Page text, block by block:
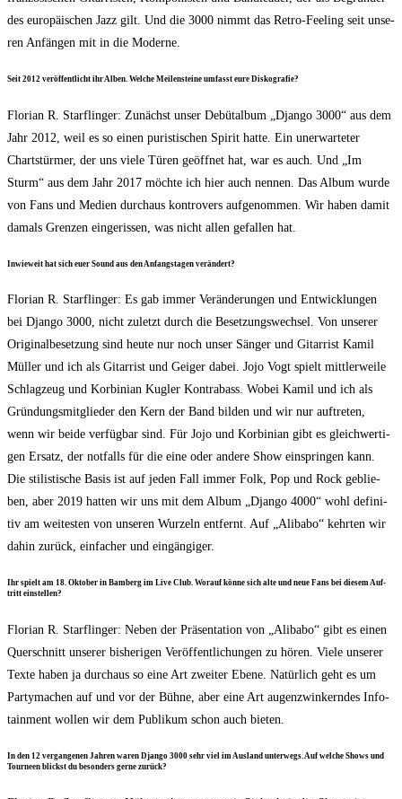
des euro­päi­schen Jazz gilt. Und die 3000 nimmt das Retro-Fee­ling seit unse­
ren Anfän­gen mit in die Moderne.
Seit 2012 ver­öf­fent­licht ihr Alben. Wel­che Mei­len­stei­ne umfasst eure Diskografie?
Flo­ri­an R. Starf­lin­ger: Zunächst unser Debüt­al­bum „Djan­go 3000“ aus dem
Jahr 2012, weil es so einen puris­ti­schen Spi­rit hat­te. Ein uner­war­te­ter
Chart­stür­mer, der uns vie­le Türen geöff­net hat, war es auch. Und „Im
Sturm“ aus dem Jahr 2017 möch­te ich hier auch nen­nen. Das Album wur­de
von Fans und Medi­en durch­aus kon­tro­vers auf­ge­nom­men. Wir haben damit
damals Gren­zen ein­ge­ris­sen, was nicht allen gefal­len hat.
Inwie­weit hat sich euer Sound aus den Anfangs­ta­gen verändert?
Flo­ri­an R. Starf­lin­ger: Es gab immer Ver­än­de­run­gen und Ent­wick­lun­gen
bei Djan­go 3000, nicht zuletzt durch die Beset­zungs­wech­sel. Von unse­rer
Ori­gi­nal­be­set­zung sind heu­te nur noch unser Sän­ger und Gitar­rist Kamil
Mül­ler und ich als Gitar­rist und Gei­ger dabei. Jojo Vogt spielt mitt­ler­wei­le
Schlag­zeug und Kor­bi­ni­an Kug­ler Kon­tra­bass. Wobei Kamil und ich als
Grün­dungs­mit­glie­der den Kern der Band bil­den und wir nur auf­tre­ten,
wenn wir bei­de ver­füg­bar sind. Für Jojo und Kor­bi­ni­an gibt es gleich­wer­ti­
gen Ersatz, der not­falls für die eine oder ande­re Show ein­sprin­gen kann.
Die sti­lis­ti­sche Basis ist auf jeden Fall immer Folk, Pop und Rock geblie­
ben, aber 2019 hat­ten wir uns mit dem Album „Djan­go 4000“ wohl defi­ni­
tiv am wei­tes­ten von unse­ren Wur­zeln ent­fernt. Auf „Ali­b­abo“ kehr­ten wir
dahin zurück, ein­fa­cher und eingängiger.
Ihr spielt am 18. Okto­ber in Bam­berg im Live Club. Wor­auf kön­ne sich alte und neue Fans bei die­sem Auf­
tritt einstellen?
Flo­ri­an R. Starf­lin­ger: Neben der Prä­sen­ta­ti­on von „Ali­b­abo“ gibt es einen
Quer­schnitt unse­rer bis­he­ri­gen Ver­öf­fent­li­chun­gen zu hören. Vie­le unse­rer
Tex­te haben ja durch­aus so eine Art zwei­ter Ebe­ne. Natür­lich geht es um
Par­ty­ma­chen auf und vor der Büh­ne, aber eine Art augen­zwin­kern­des Info­
tain­ment wol­len wir dem Publi­kum schon auch bieten.
In den 12 ver­gan­ge­nen Jah­ren waren Djan­go 3000 sehr viel im Aus­land unter­wegs. Auf wel­che Shows und
Tour­neen blickst du beson­ders ger­ne zurück?